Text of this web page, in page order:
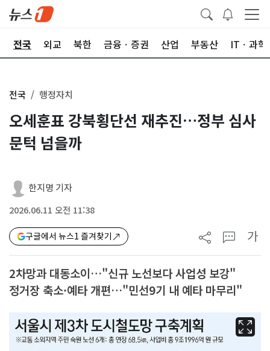
전국 외교 북한 금융ㆍ증권 산업 부동산 ITㆍ과학
전국 행정자치
오세훈표 강북횡단선 재추진…정부 심사
문턱 넘을까
한지명 기자
2026.06.11 오전 11:38
구글에서 뉴스1 즐겨찾기 가
2차망과 대동소이…"신규 노선보다 사업성 보강"
정거장 축소·예타 개편…"민선9기 내 예타 마무리"